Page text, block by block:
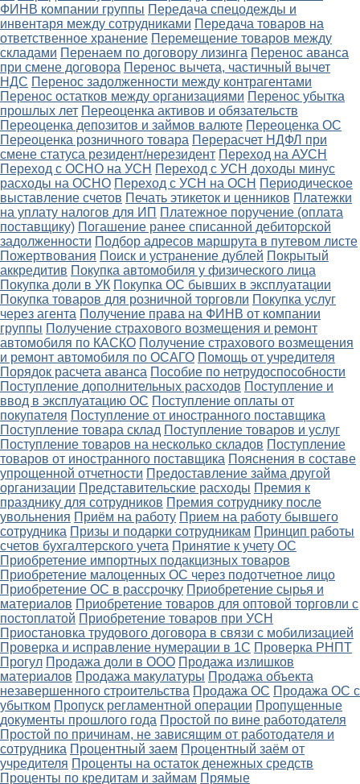
ФИНВ компании группы Передача спецодежды и
инвентаря между сотрудниками Передача товаров на
ответственное хранение Перемещение товаров между
складами Перенаем по договору лизинга Перенос аванса
при смене договора Перенос вычета, частичный вычет
НДС Перенос задолженности между контрагентами
Перенос остатков между организациями Перенос убытка
прошлых лет Переоценка активов и обязательств
Переоценка депозитов и займов валюте Переоценка ОС
Переоценка розничного товара Перерасчет НДФЛ при
смене статуса резидент/нерезидент Переход на АУСН
Переход с ОСНО на УСН Переход с УСН доходы минус
расходы на ОСНО Переход с УСН на ОСН Периодическое
выставление счетов Печать этикеток и ценников Платежки
на уплату налогов для ИП Платежное поручение (оплата
поставщику) Погашение ранее списанной дебиторской
задолженности Подбор адресов маршрута в путевом листе
Пожертвования Поиск и устранение дублей Покрытый
аккредитив Покупка автомобиля у физического лица
Покупка доли в УК Покупка ОС бывших в эксплуатации
Покупка товаров для розничной торговли Покупка услуг
через агента Получение права на ФИНВ от компании
группы Получение страхового возмещения и ремонт
автомобиля по КАСКО Получение страхового возмещения
и ремонт автомобиля по ОСАГО Помощь от учредителя
Порядок расчета аванса Пособие по нетрудоспособности
Поступление дополнительных расходов Поступление и
ввод в эксплуатацию ОС Поступление оплаты от
покупателя Поступление от иностранного поставщика
Поступление товара склад Поступление товаров и услуг
Поступление товаров на несколько складов Поступление
товаров от иностранного поставщика Пояснения в составе
упрощенной отчетности Предоставление займа другой
организации Представительские расходы Премия к
празднику для сотрудников Премия сотруднику после
увольнения Приём на работу Прием на работу бывшего
сотрудника Призы и подарки сотрудникам Принцип работы
счетов бухгалтерского учета Принятие к учету ОС
Приобретение импортных подакцизных товаров
Приобретение малоценных ОС через подотчетное лицо
Приобретение ОС в рассрочку Приобретение сырья и
материалов Приобретение товаров для оптовой торговли с
постоплатой Приобретение товаров при УСН
Приостановка трудового договора в связи с мобилизацией
Проверка и исправление нумерации в 1С Проверка РНПТ
Прогул Продажа доли в ООО Продажа излишков
материалов Продажа макулатуры Продажа объекта
незавершенного строительства Продажа ОС Продажа ОС с
убытком Пропуск регламентной операции Пропущенные
документы прошлого года Простой по вине работодателя
Простой по причинам, не зависящим от работодателя и
сотрудника Процентный заем Процентный заём от
учредителя Проценты на остаток денежных средств
Проценты по кредитам и займам Прямые